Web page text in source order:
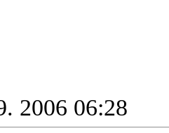
2006 06:28